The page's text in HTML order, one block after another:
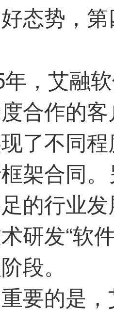
态势，
， 艾融
合作的
了不同
架合同
的行业
研发“软
段。
要的是，